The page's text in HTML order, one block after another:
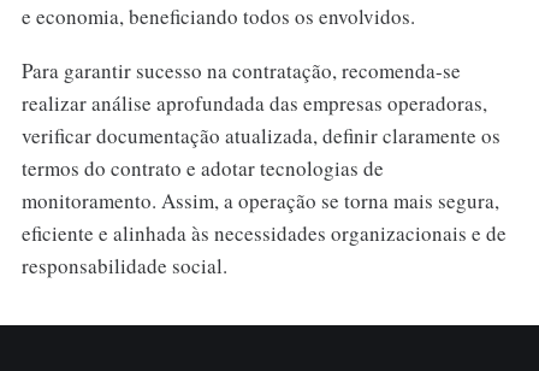
e economia, beneficiando todos os envolvidos.
Para garantir sucesso na contratação, recomenda-se
realizar análise aprofundada das empresas operadoras,
verificar documentação atualizada, definir claramente os
termos do contrato e adotar tecnologias de
monitoramento. Assim, a operação se torna mais segura,
eficiente e alinhada às necessidades organizacionais e de
responsabilidade social.